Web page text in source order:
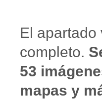
El apartado
completo.
53
mapas y